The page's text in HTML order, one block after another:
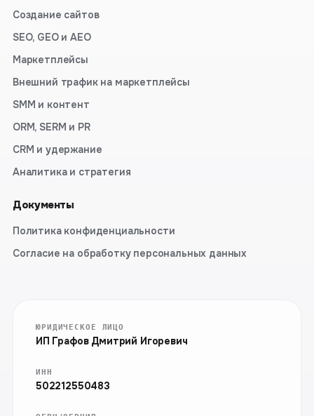
Создание сайтов
SEO, GEO и AEO
Маркетплейсы
Внешний трафик на маркетплейсы
SMM и контент
ORM, SERM и PR
CRM и удержание
Аналитика и стратегия
Документы
Политика конфиденциальности
Согласие на обработку персональных данных
ЮРИДИЧЕСКОЕ ЛИЦО
ИП Графов Дмитрий Игоревич
ИНН
502212550483